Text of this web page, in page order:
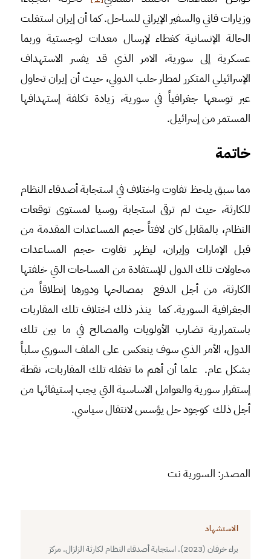
وزيارات قاني والسفير الإيراني للساحل. كما أن إيران استغلت
الحالة الإنسانية كغطاء لإرسال معدات لوجستية وربما
عسكرية إلى سورية، الامر الذي قد يفسر الاستهداف
الإسرائيلي المتكرر لمطار حلب الدولي، حيث أن إيران تحاول
عبر توسعها جغرافياً في سورية، زيادة تكلفة إستهدافها
المستمر من إسرائيل.
خاتمة
مما سبق يلحظ تفاوت واختلاف في استجابة أصدقاء النظام
للكارثة، حيث لم ترقى استجابة روسيا لمستوى توقعات
النظام، بالمقابل كان لافتاً حجم المساعدات المقدمة من
قبل الإمارات وإيران، ليظهر تفاوت حجم المساعدات
محاولات تلك الدول للإستفادة من المساحات التي خلفتها
الكارثة، من أجل الدفع بمصالحها ودورها إنطلاقاً من
الجغرافية السورية. كما ينذر ذلك اختلاف تلك المقاربات
باستمرارية تضارب الأولويات والمصالح في ما بين تلك
الدول، الأمر الذي سوف ينعكس على الملف السوري سلباً
بشكل عام. علما أن أهم ما تغفله تلك المقاربات، نقطة
إستقرار سورية والعوامل الاساسية التي يجب إستيفائها من
أجل ذلك كوجود حل يؤسس لانتقال سياسي.
المصدر: السورية نت
الاستشهاد
براء خرفان (2023). استجابة أصدقاء النظام لكارثة الزلزال. مركز